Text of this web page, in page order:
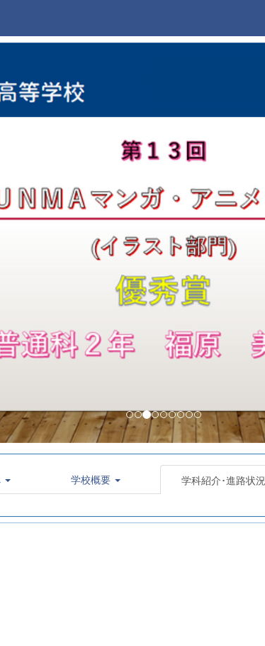
学校概要 学科紹介･進路状況